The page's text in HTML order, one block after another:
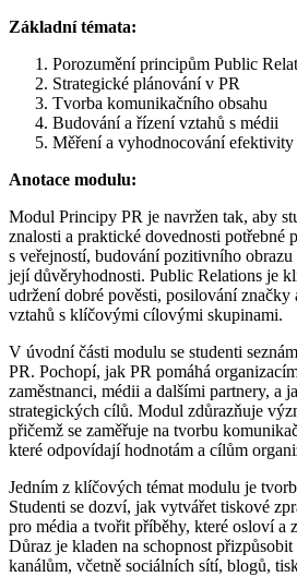
Základní témata:
Porozumění principům Public
Strategické plánování v PR
Tvorba komunikačního obsahu
Budování a řízení vztahů s médii
Měření a vyhodnocování
Anotace modulu:
Modul Principy PR je navržen tak, aby
znalosti a praktické dovednosti potřebné
s veřejností, budování pozitivního
její důvěryhodnosti. Public Relations je
udržení dobré pověsti, posilování
vztahů s klíčovými cílovými skupinami.
V úvodní části modulu se studenti
PR. Pochopí, jak PR pomáhá
zaměstnanci, médii a dalšími partnery, a
strategických cílů. Modul zdůrazňuje
přičemž se zaměřuje na tvorbu
které odpovídají hodnotám a cílům
Jedním z klíčových témat modulu je
Studenti se dozví, jak vytvářet tiskové
pro média a tvořit příběhy, které osloví a
Důraz je kladen na schopnost
kanálům, včetně sociálních sítí, blogů,